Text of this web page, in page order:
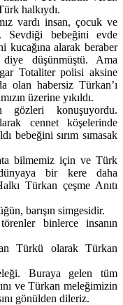
halkıydı.
vardı insan, çocuk ve
Sevdiği bebeğini evde
kucağına alarak beraber
düşünmüştü. Ama
Totaliter polisi aksine
olan habersiz Türkan’ı
üzerine yıkıldı.
gözleri konuşuyordu.
cennet köşelerinde
bebeğini sırım sımasak
bilmemiz için ve Türk
bir kere daha
Türkan çeşme Anıtı
barışın simgesidir.
binlerce insanın
Türkü olarak Türkan
Buraya gelen tüm
ve Türkan meleğimizin
gönülden dileriz.